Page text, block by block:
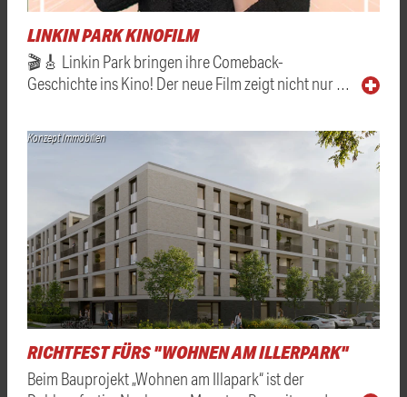
LINKIN PARK KINOFILM
🎬🎸 Linkin Park bringen ihre Comeback-
Geschichte ins Kino! Der neue Film zeigt nicht nur …
Konzept Immobilien
RICHTFEST FÜRS "WOHNEN AM ILLERPARK"
Beim Bauprojekt „Wohnen am Illapark“ ist der